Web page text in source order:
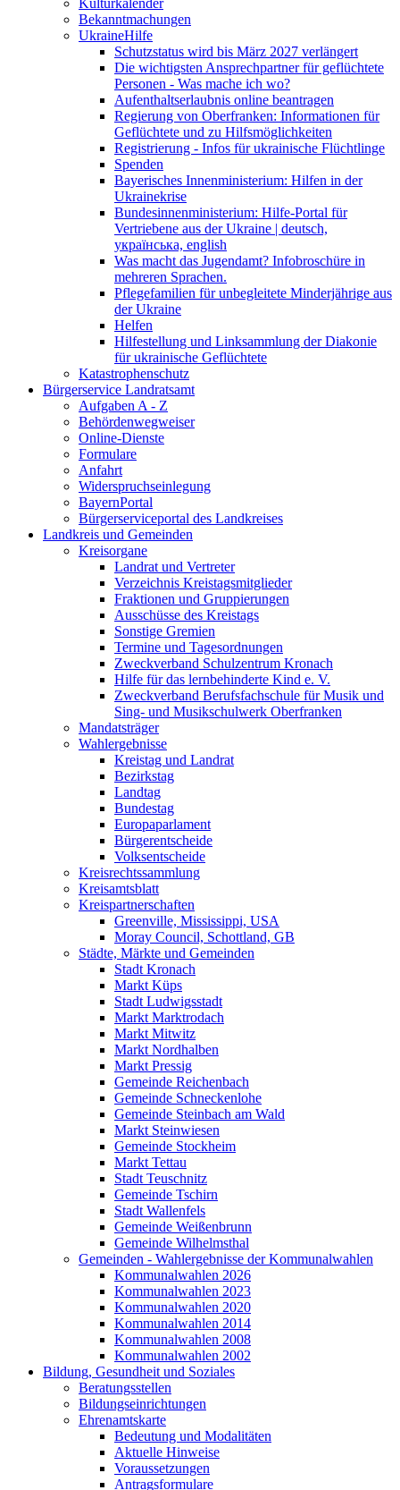
Kulturkalender
Bekanntmachungen
UkraineHilfe
Schutzstatus wird bis März 2027 verlängert
Die wichtigsten Ansprechpartner für geflüchtete
Personen - Was mache ich wo?
Aufenthaltserlaubnis online beantragen
Regierung von Oberfranken: Informationen für
Geflüchtete und zu Hilfsmöglichkeiten
Registrierung - Infos für ukrainische Flüchtlinge
Spenden
Bayerisches Innenministerium: Hilfen in der
Ukrainekrise
Bundesinnenministerium: Hilfe-Portal für
Vertriebene aus der Ukraine | deutsch,
українська, english
Was macht das Jugendamt? Infobroschüre in
mehreren Sprachen.
Pflegefamilien für unbegleitete Minderjährige aus
der Ukraine
Helfen
Hilfestellung und Linksammlung der Diakonie
für ukrainische Geflüchtete
Katastrophenschutz
Bürgerservice Landratsamt
Aufgaben A - Z
Behördenwegweiser
Online-Dienste
Formulare
Anfahrt
Widerspruchseinlegung
BayernPortal
Bürgerserviceportal des Landkreises
Landkreis und Gemeinden
Kreisorgane
Landrat und Vertreter
Verzeichnis Kreistagsmitglieder
Fraktionen und Gruppierungen
Ausschüsse des Kreistags
Sonstige Gremien
Termine und Tagesordnungen
Zweckverband Schulzentrum Kronach
Hilfe für das lernbehinderte Kind e. V.
Zweckverband Berufsfachschule für Musik und
Sing- und Musikschulwerk Oberfranken
Mandatsträger
Wahlergebnisse
Kreistag und Landrat
Bezirkstag
Landtag
Bundestag
Europaparlament
Bürgerentscheide
Volksentscheide
Kreisrechtssammlung
Kreisamtsblatt
Kreispartnerschaften
Greenville, Mississippi, USA
Moray Council, Schottland, GB
Städte, Märkte und Gemeinden
Stadt Kronach
Markt Küps
Stadt Ludwigsstadt
Markt Marktrodach
Markt Mitwitz
Markt Nordhalben
Markt Pressig
Gemeinde Reichenbach
Gemeinde Schneckenlohe
Gemeinde Steinbach am Wald
Markt Steinwiesen
Gemeinde Stockheim
Markt Tettau
Stadt Teuschnitz
Gemeinde Tschirn
Stadt Wallenfels
Gemeinde Weißenbrunn
Gemeinde Wilhelmsthal
Gemeinden - Wahlergebnisse der Kommunalwahlen
Kommunalwahlen 2026
Kommunalwahlen 2023
Kommunalwahlen 2020
Kommunalwahlen 2014
Kommunalwahlen 2008
Kommunalwahlen 2002
Bildung, Gesundheit und Soziales
Beratungsstellen
Bildungseinrichtungen
Ehrenamtskarte
Bedeutung und Modalitäten
Aktuelle Hinweise
Voraussetzungen
Antragsformulare